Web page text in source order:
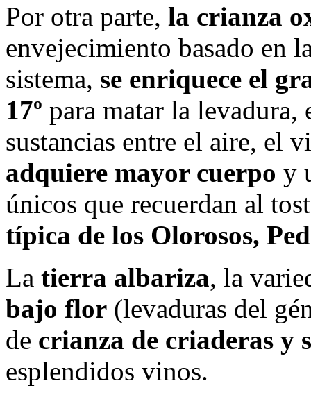
Por otra parte, la crianza
envejecimiento basado en
sistema, se enriquece el
17º para matar la
sustancias entre el aire, el
adquiere mayor cuerpo y
únicos que recuerdan al
típica de los Olorosos,
La tierra albariza, la
bajo flor (levaduras del
de crianza de criaderas y
esplendidos vinos.